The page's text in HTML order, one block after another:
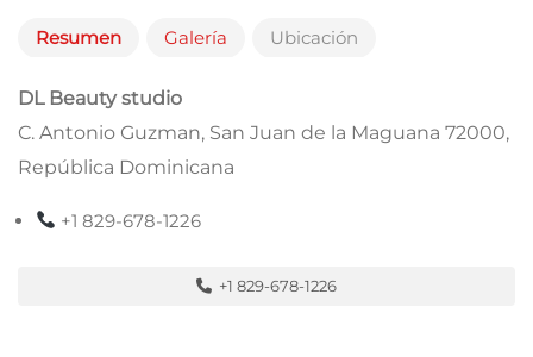
Resumen Galería Ubicación
DL Beauty studio
C. Antonio Guzman, San Juan de la Maguana 72000,
República Dominicana
+1 829-678-1226
+1 829-678-1226